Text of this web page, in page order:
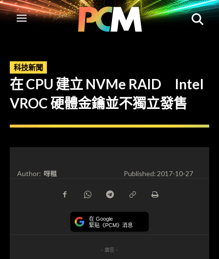
科技新聞
在 CPU 建立 NVMe RAID Intel
VROC 硬體金鑰並不獨立發售
Author: 呀粗 Published:2017-10-27
在 Google
緊貼《PCM》消息
- 廣告 -